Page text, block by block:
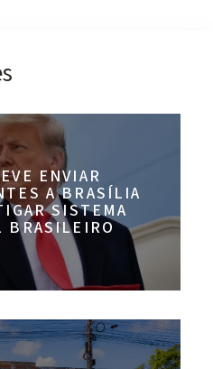
ENVIAR
A BRASÍLIA
SISTEMA
BRASILEIRO